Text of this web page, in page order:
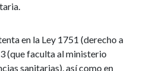
en la Ley 1751 (derecho a
(que faculta al ministerio
sanitarias), así como en